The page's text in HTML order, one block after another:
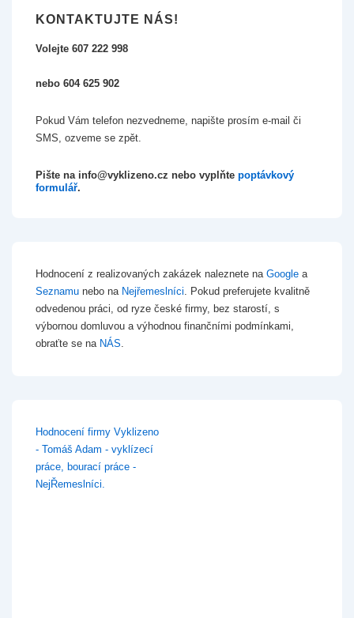
KONTAKTUJTE NÁS!
Volejte 607 222 998
nebo 604 625 902
Pokud Vám telefon nezvedneme, napište prosím e-mail či
SMS, ozveme se zpět.
Pište na info@vyklizeno.cz nebo vyplňte poptávkový
formulář.
Hodnocení z realizovaných zakázek naleznete na Google a
Seznamu nebo na Nejřemeslníci . Pokud preferujete kvalitně
odvedenou práci, od ryze české firmy, bez starostí, s
výbornou domluvou a výhodnou finančními podmínkami,
obraťte se na NÁS
Hodnocení firmy Vyklizeno
- Tomáš Adam - vyklízecí
práce, bourací práce -
NejŘemeslníci.